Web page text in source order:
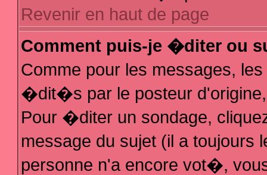
Revenir en haut de page
Comment puis-je �diter ou
Comme pour les messages,
�dit�s par le posteur
Pour �diter un sondage,
message du sujet (il a
personne n'a encore vot�,